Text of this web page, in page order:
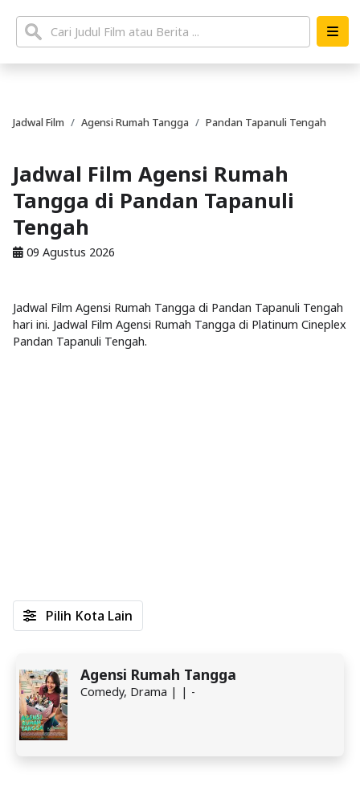
Jadwal Film Agensi Rumah Tangga Pandan Tapanuli Tengah
Jadwal Film Agensi Rumah
Tangga di Pandan Tapanuli
Tengah
09 Agustus 2026
Jadwal Film Agensi Rumah Tangga di Pandan Tapanuli Tengah
hari ini. Jadwal Film Agensi Rumah Tangga di Platinum Cineplex
Pandan Tapanuli Tengah.
Agensi Rumah Tangga
Comedy, Drama | | -
Pilih Kota Lain